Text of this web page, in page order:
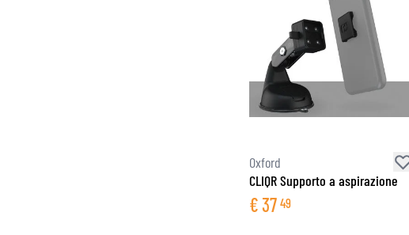
Oxford
CLIQR Supporto a aspirazione
€37 49